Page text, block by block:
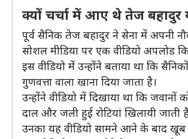
क्यों चर्चा में आए थे तेज बहादुर
पूर्व सैनिक तेज बहादुर ने सेना में अपनी
सोशल मीडिया पर एक वीडियो अपलोड
इस वीडियो में उन्होंने बताया था कि
गुणवत्ता वाला खाना दिया जाता है।
उन्होंने वीडियो में दिखाया था कि जवानों
दाल और जली हुई रोटियां खिलायी जाती
उनका यह वीडियो सामने आने के बाद